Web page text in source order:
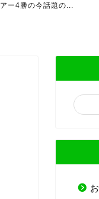
アー4勝の今話題の...